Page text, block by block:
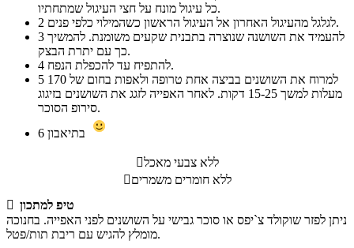
כל עיגול מונח על חצי העיגול שמתחתיו.
2
לגלגל מהעיגול האחרון אל העיגול הראשון כשהמילוי כלפי פנים.
3
כך עם יתרת הבצק.
4
להתפיח עד להכפלת הנפח.
5
מעלות למשך 15-25 דקות. לאחר האפייה לזגג את השושנים בזיגוג
סירופ הסוכר.
6
ללא צבעי מאכל
ללא חומרים משמרים
 טיפ למתכון
ניתן לפזר שוקולד צ`יפס או סוכר גבישי על השושנים לפני האפייה. בחנוכה
מומלץ להגיש עם ריבת תות/פטל.